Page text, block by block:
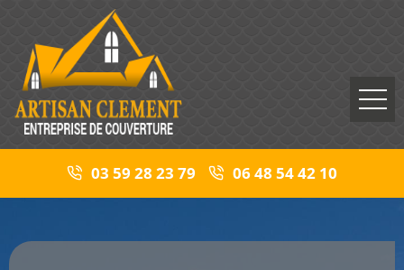
03 59 28 23 79 06 48 54 42 10